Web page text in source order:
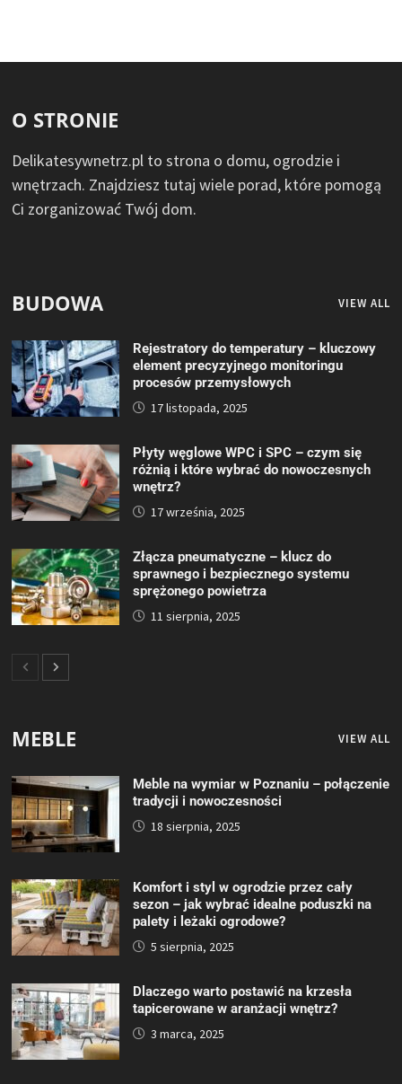
O STRONIE
Delikatesywnetrz.pl to strona o domu, ogrodzie i
wnętrzach. Znajdziesz tutaj wiele porad, które pomogą
Ci zorganizować Twój dom.
BUDOWA VIEW ALL
Rejestratory do temperatury – kluczowy
element precyzyjnego monitoringu
procesów przemysłowych
17 listopada, 2025
Płyty węglowe WPC i SPC – czym się
różnią i które wybrać do nowoczesnych
wnętrz?
17 września, 2025
Złącza pneumatyczne – klucz do
sprawnego i bezpiecznego systemu
sprężonego powietrza
11 sierpnia, 2025
MEBLE VIEW ALL
Meble na wymiar w Poznaniu – połączenie
tradycji i nowoczesności
18 sierpnia, 2025
Komfort i styl w ogrodzie przez cały
sezon – jak wybrać idealne poduszki na
palety i leżaki ogrodowe?
5 sierpnia, 2025
Dlaczego warto postawić na krzesła
tapicerowane w aranżacji wnętrz?
3 marca, 2025